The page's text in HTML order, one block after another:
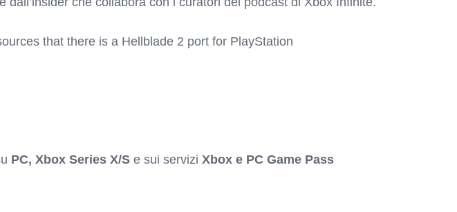
that there is a Hellblade 2 port for PlayStation
PC, Xbox Series X/S e sui servizi Xbox e PC Game Pass